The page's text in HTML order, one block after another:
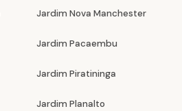
Jardim Nova Manchester
Jardim Pacaembu
Jardim Piratininga
Jardim Planalto